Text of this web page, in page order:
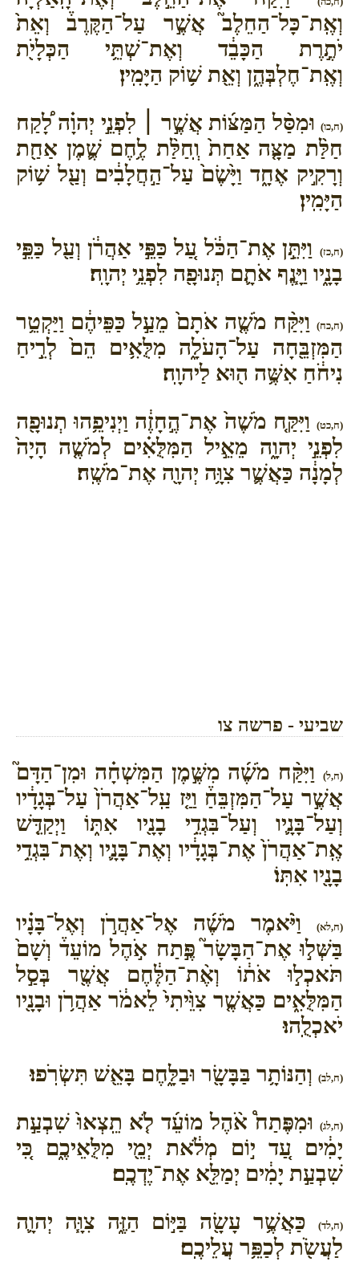
וְאֶֽת־כָּל־הַחֵלֶב֮ אֲשֶׁ֣ר עַל־הַקֶּרֶב֒ וְאֵת֙
יֹתֶ֣רֶת הַכָּבֵ֔ד וְאֶת־שְׁתֵּ֥י הַכְּלָיֹ֖ת
וְאֶֽת־חֶלְבְּהֶ֑ן וְאֵ֖ת שׁ֥וֹק הַיָּמִֽין׃
(ח,כו) וּמִסַּ֨ל הַמַּצּ֜וֹת אֲשֶׁ֣ר ׀ לִפְנֵ֣י יְהוָ֗ה לָ֠קַח
חַלַּ֨ת מַצָּ֤ה אַחַת֙ וְֽחַלַּ֨ת לֶ֥חֶם שֶׁ֛מֶן אַחַ֖ת
וְרָקִ֣יק אֶחָ֑ד וַיָּ֙שֶׂם֙ עַל־הַ֣חֲלָבִ֔ים וְעַ֖ל שׁ֥וֹק
הַיָּמִֽין׃
(ח,כז)
וַיִּתֵּ֣ן אֶת־הַכֹּ֔ל עַ֚ל כַּפֵּ֣י אַהֲרֹ֔ן וְעַ֖ל כַּפֵּ֣י
בָנָ֑יו וַיָּ֧נֶף אֹתָ֛ם תְּנוּפָ֖ה לִפְנֵ֥י יְהוָֽה׃
(ח,כח) וַיִּקַּ֨ח מֹשֶׁ֤ה אֹתָם֙ מֵעַ֣ל כַּפֵּיהֶ֔ם וַיַּקְטֵ֥ר
הַמִּזְבֵּ֖חָה עַל־הָעֹלָ֑ה מִלֻּאִ֥ים הֵם֙ לְרֵ֣יחַ
נִיחֹ֔חַ אִשֶּׁ֥ה ה֖וּא לַיהוָֽה׃
(ח,כט) וַיִּקַּ֤ח מֹשֶׁה֙ אֶת־הֶ֣חָזֶ֔ה וַיְנִיפֵ֥הוּ תְנוּפָ֖ה
לִפְנֵ֣י יְהוָ֑ה מֵאֵ֣יל הַמִּלֻּאִ֗ים לְמֹשֶׁ֤ה הָיָה֙
לְמָנָ֔ה כַּאֲשֶׁ֛ר צִוָּ֥ה יְהוָ֖ה אֶת־מֹשֶֽׁה׃
שביעי - פרשה צו
(ח,ל)
וַיִּקַּ֨ח מֹשֶׁ֜ה מִשֶּׁ֣מֶן הַמִּשְׁחָ֗ה וּמִן־הַדָּם֮
אֲשֶׁ֣ר עַל־הַמִּזְבֵּחַ֒ וַיַּ֤ז עַֽל־אַהֲרֹן֙ עַל־בְּגָדָ֔יו
וְעַל־בָּנָ֛יו וְעַל־בִּגְדֵ֥י בָנָ֖יו אִתּ֑וֹ וַיְקַדֵּ֤שׁ
אֶֽת־אַהֲרֹן֙ אֶת־בְּגָדָ֔יו וְאֶת־בָּנָ֛יו וְאֶת־בִּגְדֵ֥י
בָנָ֖יו אִתּֽוֹ׃
(ח,לא)
וַיֹּ֨אמֶר מֹשֶׁ֜ה אֶל־אַהֲרֹ֣ן וְאֶל־בָּנָ֗יו
בַּשְּׁל֣וּ אֶת־הַבָּשָׂר֮ פֶּ֣תַח אֹ֣הֶל מוֹעֵד֒ וְשָׁם֙
תֹּאכְל֣וּ אֹת֔וֹ וְאֶ֨ת־הַלֶּ֔חֶם אֲשֶׁ֖ר בְּסַ֣ל
הַמִּלֻּאִ֑ים כַּאֲשֶׁ֤ר צִוֵּ֙יתִי֙ לֵאמֹ֔ר אַהֲרֹ֥ן וּבָנָ֖יו
יֹאכְלֻֽהוּ׃
(ח,לב) וְהַנּוֹתָ֥ר בַּבָּשָׂ֖ר וּבַלָּ֑חֶם בָּאֵ֖שׁ תִּשְׂרֹֽפוּ׃
(ח,לג) וּמִפֶּתַח֩ אֹ֨הֶל מוֹעֵ֜ד לֹ֤א תֵֽצְאוּ֙ שִׁבְעַ֣ת
יָמִ֔ים עַ֚ד י֣וֹם מְלֹ֔את יְמֵ֖י מִלֻּאֵיכֶ֑ם כִּ֚י
שִׁבְעַ֣ת יָמִ֔ים יְמַלֵּ֖א אֶת־יֶדְכֶֽם׃
(ח,לד)
כַּאֲשֶׁ֥ר עָשָׂ֖ה בַּיּ֣וֹם הַזֶּ֑ה צִוָּ֧ה יְהוָ֛ה
לַעֲשֹׂ֖ת לְכַפֵּ֥ר עֲלֵיכֶֽם׃